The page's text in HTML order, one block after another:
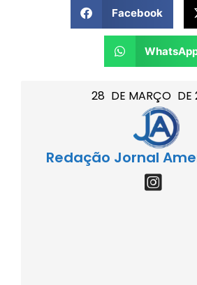
28 DE MARÇO DE
Redação Jornal
Facebook